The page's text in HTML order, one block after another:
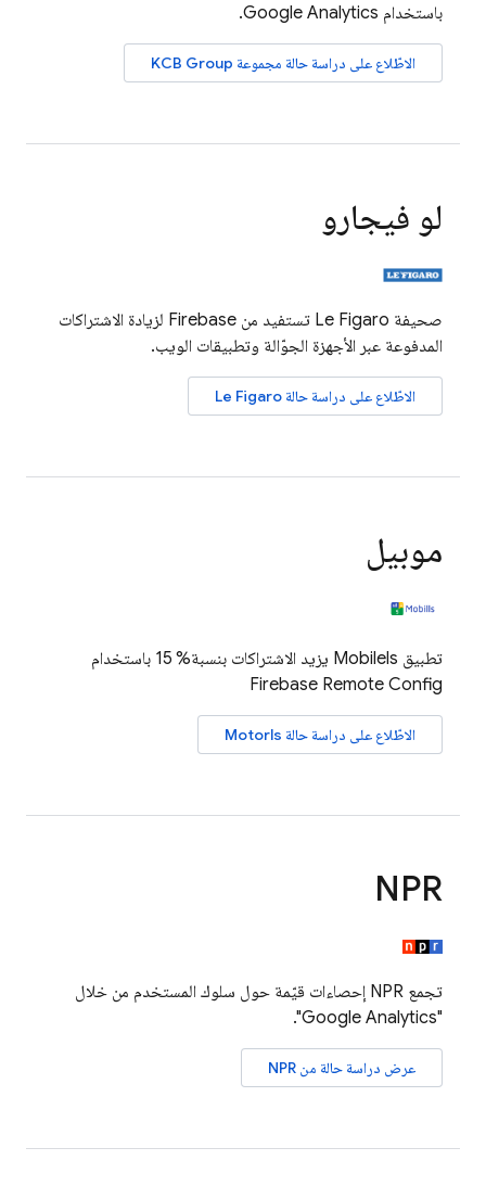
باستخدام Google Analytics
.
الاطّلاع على دراسة حالة مجموعة KCB Group
لو فيجارو
صحيفة Le Figaro تستفيد من Firebase لزيادة الاشتراكات
المدفوعة عبر الأجهزة الجوّالة وتطبيقات الويب.
الاطّلاع على دراسة حالة Le Figaro
موبيل
تطبيق Mobilels يزيد الاشتراكات بنسبة% 15 باستخدام
Firebase Remote Config
الاطّلاع على دراسة حالة Motorls
NPR
تجمع NPR إحصاءات قيّمة حول سلوك المستخدم من خلال
"
Google Analytics
".
عرض دراسة حالة من NPR